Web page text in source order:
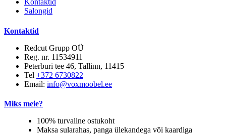
Kontaktid
Salongid
Kontaktid
Redcut Grupp OÜ
Reg. nr. 11534911
Peterburi tee 46, Tallinn, 11415
Tel +372 6730822
Email: info@voxmoobel.ee
Miks meie?
100% turvaline ostukoht
Maksa sularahas, panga ülekandega või kaardiga